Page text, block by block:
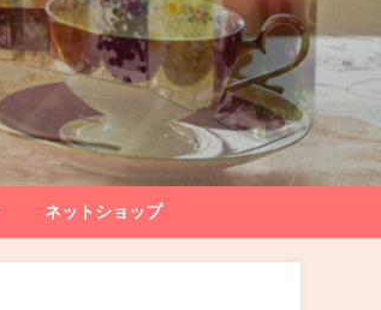
ネットショップ